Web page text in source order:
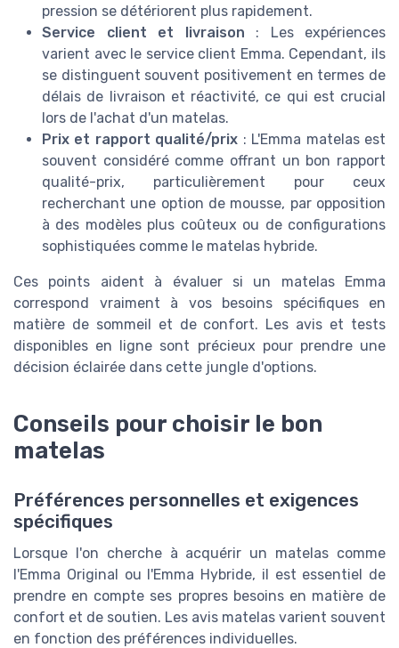
pression se détériorent plus rapidement.
Service client et livraison : Les expériences
varient avec le service client Emma. Cependant, ils
se distinguent souvent positivement en termes de
délais de livraison et réactivité, ce qui est crucial
lors de l'achat d'un matelas.
Prix et rapport qualité/prix : L'Emma matelas est
souvent considéré comme offrant un bon rapport
qualité-prix, particulièrement pour ceux
recherchant une option de mousse, par opposition
à des modèles plus coûteux ou de configurations
sophistiquées comme le matelas hybride.
Ces points aident à évaluer si un matelas Emma
correspond vraiment à vos besoins spécifiques en
matière de sommeil et de confort. Les avis et tests
disponibles en ligne sont précieux pour prendre une
décision éclairée dans cette jungle d'options.
Conseils pour choisir le bon
matelas
Préférences personnelles et exigences
spécifiques
Lorsque l'on cherche à acquérir un matelas comme
l'Emma Original ou l'Emma Hybride, il est essentiel de
prendre en compte ses propres besoins en matière de
confort et de soutien. Les avis matelas varient souvent
en fonction des préférences individuelles.